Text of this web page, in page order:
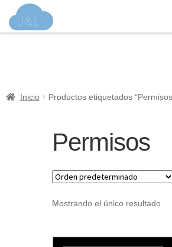
a
al
Soporte
Inicio Productos etiquetados
Permisos
Mostrando el único resultado